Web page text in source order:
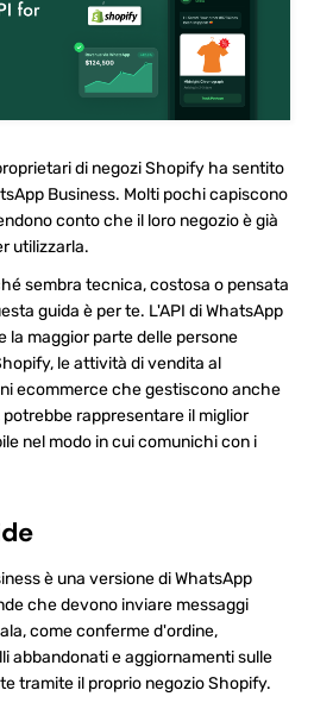
di negozi Shopify ha sentito
Business. Molti pochi capiscono
conto che il loro negozio è già
utilizzarla.
sembra tecnica, costosa o pensata
guida è per te. L'API di WhatsApp
la maggior parte delle persone
le attività di vendita al
ecommerce che gestiscono anche
rappresentare il miglior
nel modo in cui comunichi con i
è una versione di WhatsApp
che devono inviare messaggi
come conferme d'ordine,
abbandonati e aggiornamenti sulle
tramite il proprio negozio Shopify.